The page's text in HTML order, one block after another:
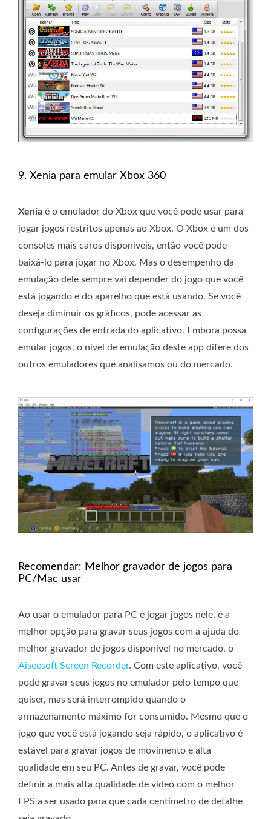
9. Xenia para emular Xbox 360
Xenia é o emulador do Xbox que você pode usar para
jogar jogos restritos apenas ao Xbox. O Xbox é um dos
consoles mais caros disponíveis, então você pode
baixá-lo para jogar no Xbox. Mas o desempenho da
emulação dele sempre vai depender do jogo que você
está jogando e do aparelho que está usando. Se você
deseja diminuir os gráficos, pode acessar as
configurações de entrada do aplicativo. Embora possa
emular jogos, o nível de emulação deste app difere dos
outros emuladores que analisamos ou do mercado.
Recomendar: Melhor gravador de jogos para
PC/Mac usar
Ao usar o emulador para PC e jogar jogos nele, é a
melhor opção para gravar seus jogos com a ajuda do
melhor gravador de jogos disponível no mercado, o
Aiseesoft Screen Recorder. Com este aplicativo, você
pode gravar seus jogos no emulador pelo tempo que
quiser, mas será interrompido quando o
armazenamento máximo for consumido. Mesmo que o
jogo que você está jogando seja rápido, o aplicativo é
estável para gravar jogos de movimento e alta
qualidade em seu PC. Antes de gravar, você pode
definir a mais alta qualidade de vídeo com o melhor
FPS a ser usado para que cada centímetro de detalhe